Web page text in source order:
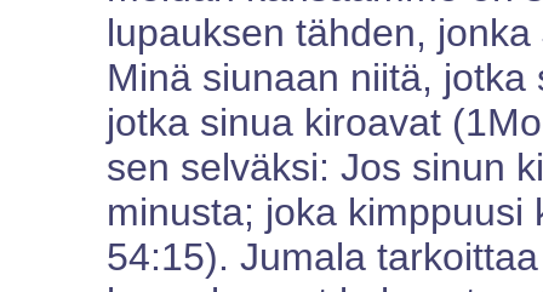
lupauksen tähden,
Minä siunaan niitä,
jotka sinua kiroavat
sen selväksi: Jos sinun
minusta; joka
54:15). Jumala